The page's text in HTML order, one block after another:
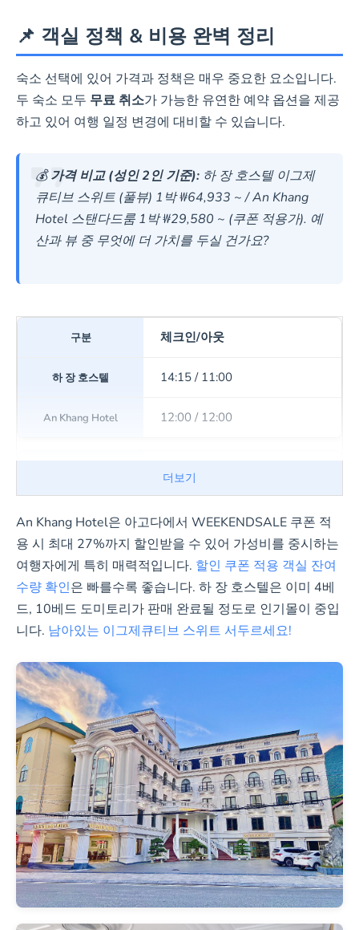
📌 객실 정책 & 비용 완벽 정리
숙소 선택에 있어 가격과 정책은 매우 중요한 요소입니다.
두 숙소 모두 무료 취소가 가능한 유연한 예약 옵션을 제공
하고 있어 여행 일정 변경에 대비할 수 있습니다.
💰가격 비교 (성인 2인 기준): 하 장 호스텔 이그제
큐티브 스위트 (풀뷰) 1박 ₩64,933 ~ / An Khang
Hotel 스탠다드룸 1박 ₩29,580 ~ (쿠폰 적용가). 예
산과 뷰 중 무엇에 더 가치를 두실 건가요?
체크인/아웃
14:15 / 11:00
12:00 / 12:00
아동 정책
0-5세 무료, 6-12세 추가요금
주요 어메니티
대
추가 혜택
조식 무료, 무료 셔틀, 환전
WEEKENDSALE 쿠폰 할인, 신
용카드 없이 예약
더보기
An Khang Hotel은 아고다에서 WEEKENDSALE 쿠폰 적
용 시 최대 27%까지 할인받을 수 있어 가성비를 중시하는
여행자에게 특히 매력적입니다. 할인 쿠폰 적용 객실 잔여
수량 확인은 빠를수록 좋습니다. 하 장 호스텔은 이미 4베
드, 10베드 도미토리가 판매 완료될 정도로 인기몰이 중입
니다. 남아있는 이그제큐티브 스위트 서두르세요!